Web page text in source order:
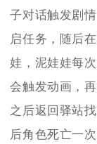
子对话触发剧
启任务，随后
娃，泥娃娃每
会触发动画，
之后返回驿站
后角色死亡一